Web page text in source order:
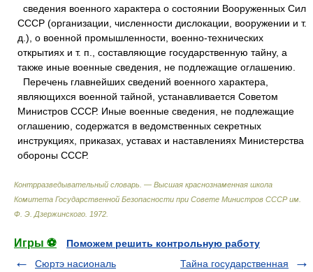
сведения военного характера о состоянии Вооруженных Сил
СССР (организации, численности дислокации, вооружении и т.
д.), о военной промышленности, военно-технических
открытиях и т. п., составляющие государственную тайну, а
также иные военные сведения, не подлежащие оглашению.
Перечень главнейших сведений военного характера,
являющихся военной тайной, устанавливается Советом
Министров СССР. Иные военные сведения, не подлежащие
оглашению, содержатся в ведомственных секретных
инструкциях, приказах, уставах и наставлениях Министерства
обороны СССР.
Контрразведывательный словарь. — Высшая краснознаменная школа
Комитета Государственной Безопасности при Совете Министров СССР им.
Ф. Э. Дзержинского 1972
Игры ⚽
Поможем решить контрольную работу
Сюртэ насиональ
Тайна государственная